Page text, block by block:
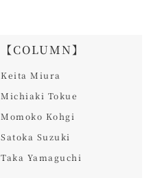
【COLUMN】
Keita Miura
Michiaki Tokue
Momoko Kohgi
Satoka Suzuki
Taka Yamaguchi